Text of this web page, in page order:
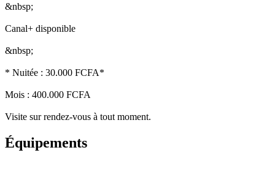
&nbsp;
Canal+ disponible
&nbsp;
* Nuitée : 30.000 FCFA*
Mois : 400.000 FCFA
Visite sur rendez-vous à tout moment.
Équipements